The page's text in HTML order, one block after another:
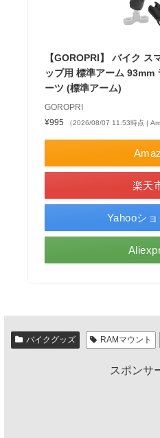
【GOROPRI】 バイク ス
ップ用 標準アーム 93mm
ーツ (標準アーム)
GOROPRI
¥995
（2026/08/07 11:53時点 |
楽天
Yahooシ
バイクグッズ RAMマウント
スポンサ